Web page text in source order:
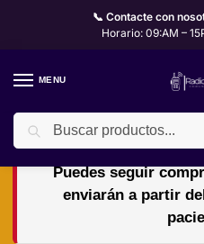
📞 Contacte con
Horario: 09:AM –
MENU
🏖️🌴VACACIONES
Puedes seguir
enviarán a partir